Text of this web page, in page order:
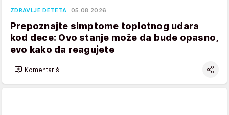
ZDRAVLJE DETETA 05.08.2026.
Prepoznajte simptome toplotnog udara
kod dece: Ovo stanje može da bude opasno,
evo kako da reagujete
Komentariši